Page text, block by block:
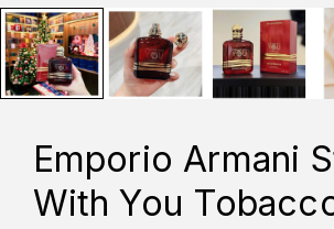
Emporio Armani
With You